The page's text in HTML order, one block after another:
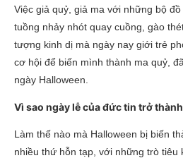
Việc giả quỷ, giả ma với những bộ
tuồng nhảy nhót quay cuồng, gào
tượng kinh dị mà ngày nay giới trẻ
cơ hội để biến mình thành ma quỷ,
ngày Halloween.
Vì sao ngày lễ của đức tin trở
Làm thế nào mà Halloween bị biến
nhiều thứ hỗn tạp, với những trò tiêu